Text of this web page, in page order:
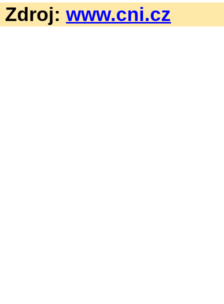
Zdroj: www.cni.cz